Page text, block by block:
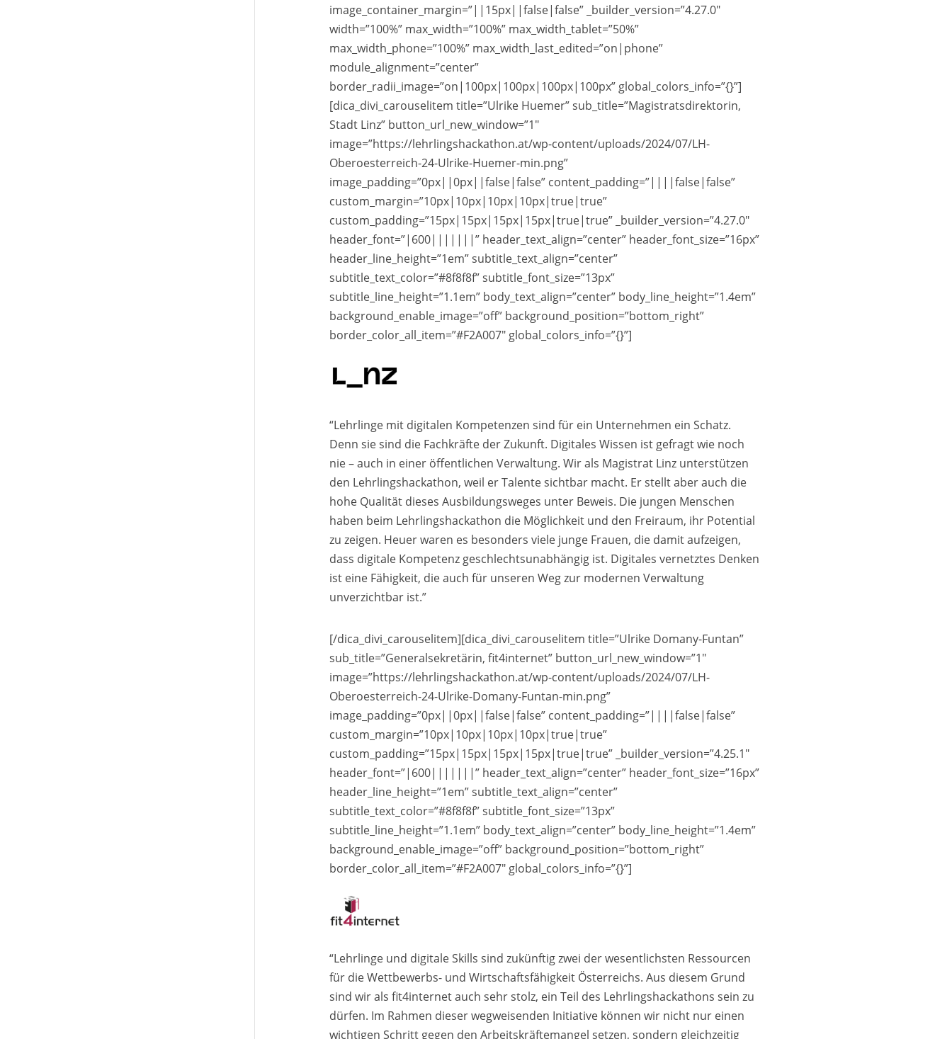
image_container_margin=”||15px||false|false” _builder_version=”4.27.0″
width=”100%” max_width=”100%” max_width_tablet=”50%”
max_width_phone=”100%” max_width_last_edited=”on|phone”
module_alignment=”center”
border_radii_image=”on|100px|100px|100px|100px” global_colors_info=”{}”]
[dica_divi_carouselitem title=”Ulrike Huemer” sub_title=”Magistratsdirektorin,
Stadt Linz” button_url_new_window=”1″
image=”https://lehrlingshackathon.at/wp-content/uploads/2024/07/LH-
Oberoesterreich-24-Ulrike-Huemer-min.png”
image_padding=”0px||0px||false|false” content_padding=”||||false|false”
custom_margin=”10px|10px|10px|10px|true|true”
custom_padding=”15px|15px|15px|15px|true|true” _builder_version=”4.27.0″
header_font=”|600|||||||” header_text_align=”center” header_font_size=”16px”
header_line_height=”1em” subtitle_text_align=”center”
subtitle_text_color=”#8f8f8f” subtitle_font_size=”13px”
subtitle_line_height=”1.1em” body_text_align=”center” body_line_height=”1.4em”
background_enable_image=”off” background_position=”bottom_right”
border_color_all_item=”#F2A007″ global_colors_info=”{}”]
“Lehrlinge mit digitalen Kompetenzen sind für ein Unternehmen ein Schatz.
Denn sie sind die Fachkräfte der Zukunft. Digitales Wissen ist gefragt wie noch
nie – auch in einer öffentlichen Verwaltung. Wir als Magistrat Linz unterstützen
den Lehrlingshackathon, weil er Talente sichtbar macht. Er stellt aber auch die
hohe Qualität dieses Ausbildungsweges unter Beweis. Die jungen Menschen
haben beim Lehrlingshackathon die Möglichkeit und den Freiraum, ihr Potential
zu zeigen. Heuer waren es besonders viele junge Frauen, die damit aufzeigen,
dass digitale Kompetenz geschlechtsunabhängig ist. Digitales vernetztes Denken
ist eine Fähigkeit, die auch für unseren Weg zur modernen Verwaltung
unverzichtbar ist.”
[/dica_divi_carouselitem][dica_divi_carouselitem title=”Ulrike Domany-Funtan”
sub_title=”Generalsekretärin, fit4internet” button_url_new_window=”1″
image=”https://lehrlingshackathon.at/wp-content/uploads/2024/07/LH-
Oberoesterreich-24-Ulrike-Domany-Funtan-min.png”
image_padding=”0px||0px||false|false” content_padding=”||||false|false”
custom_margin=”10px|10px|10px|10px|true|true”
custom_padding=”15px|15px|15px|15px|true|true” _builder_version=”4.25.1″
header_font=”|600|||||||” header_text_align=”center” header_font_size=”16px”
header_line_height=”1em” subtitle_text_align=”center”
subtitle_text_color=”#8f8f8f” subtitle_font_size=”13px”
subtitle_line_height=”1.1em” body_text_align=”center” body_line_height=”1.4em”
background_enable_image=”off” background_position=”bottom_right”
border_color_all_item=”#F2A007″ global_colors_info=”{}”]
“Lehrlinge und digitale Skills sind zukünftig zwei der wesentlichsten Ressourcen
für die Wettbewerbs- und Wirtschaftsfähigkeit Österreichs. Aus diesem Grund
sind wir als fit4internet auch sehr stolz, ein Teil des Lehrlingshackathons sein zu
dürfen. Im Rahmen dieser wegweisenden Initiative können wir nicht nur einen
wichtigen Schritt gegen den Arbeitskräftemangel setzen, sondern gleichzeitig